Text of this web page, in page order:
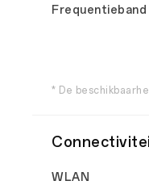
Frequentieband
* De
WLAN